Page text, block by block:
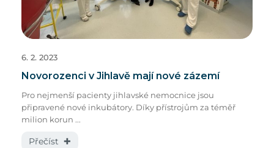
Novorozenci v Jihlavě mají nové zázemí
Pro nejmenší pacienty jihlavské nemocnice jsou
připravené nové inkubátory. Díky přístrojům za téměř
milion korun ...
Přečíst ✚
6. 2. 2023